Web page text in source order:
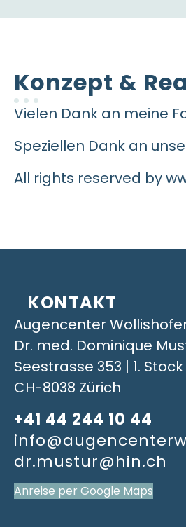
Konzept &
Vielen Dank an meine
Speziellen Dank an
All rights reserved by
KONTAKT
Augencenter
Dr. med. Dominique
Seestrasse 353 | 1. Stock
CH-8038 Zürich
+41 44 244 10 44
dr.mustur@hin.ch
Anreise per Google Maps